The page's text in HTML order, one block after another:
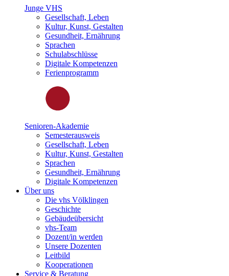
Junge VHS
Gesellschaft, Leben
Kultur, Kunst, Gestalten
Gesundheit, Ernährung
Sprachen
Schulabschlüsse
Digitale Kompetenzen
Ferienprogramm
Senioren-Akademie
Semesterausweis
Gesellschaft, Leben
Kultur, Kunst, Gestalten
Sprachen
Gesundheit, Ernährung
Digitale Kompetenzen
Über uns
Die vhs Völklingen
Geschichte
Gebäudeübersicht
vhs-Team
Dozent/in werden
Unsere Dozenten
Leitbild
Kooperationen
Service & Beratung